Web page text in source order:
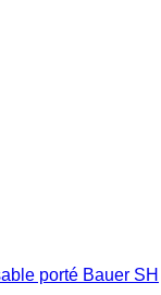
porté Bauer SH